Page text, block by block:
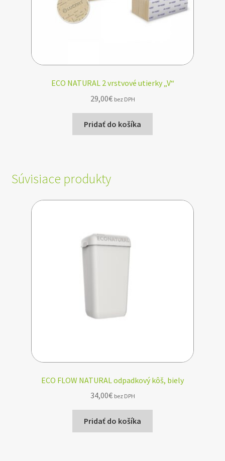
ECO NATURAL 2 vrstvové utierky „V“
29,00€ bez DPH
Pridať do košíka
Súvisiace produkty
ECO FLOW NATURAL odpadkový kôš, biely
34,00€ bez DPH
Pridať do košíka